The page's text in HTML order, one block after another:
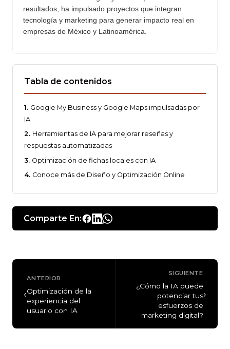
resultados, ha impulsado proyectos que integran
tecnología y marketing para generar impacto real en
empresas de México y Latinoamérica.
Tabla de contenidos
Google My Business y Google Maps impulsadas por
IA
Herramientas de IA para mejorar reseñas y
respuestas automatizadas
Optimización de fichas locales con IA
Conoce más de Diseño y Optimización Online
Comparte En:
‹
ANTERIOR
Optimización de la
experiencia del
usuario con IA
SIGUIENTE
¿Cómo la IA puede
potenciar tus
esfuerzos de
marketing digital?
›